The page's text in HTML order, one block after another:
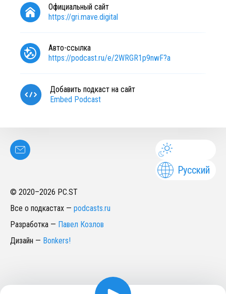
Официальный сайт
https://gri.mave.digital
Авто-ссылка
https://podcast.ru/e/2WRGR1p9nwF?a
Добавить подкаст на сайт
Embed Podcast
Русский
© 2020–2026 PC.ST
Все о подкастах — podcasts.ru
Разработка — Павел Козлов
Дизайн — Bonkers!